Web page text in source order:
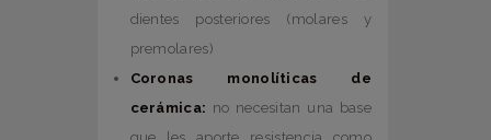
dientes posteriores (molares y
premolares)
Coronas monolíticas de
cerámica: no necesitan una base